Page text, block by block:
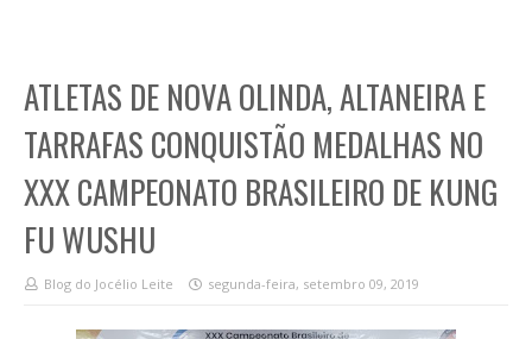
ATLETAS DE NOVA OLINDA, ALTANEIRA E
TARRAFAS CONQUISTÃO MEDALHAS NO
XXX CAMPEONATO BRASILEIRO DE KUNG
FU WUSHU
Blog do Jocélio Leite segunda-feira, setembro 09, 2019